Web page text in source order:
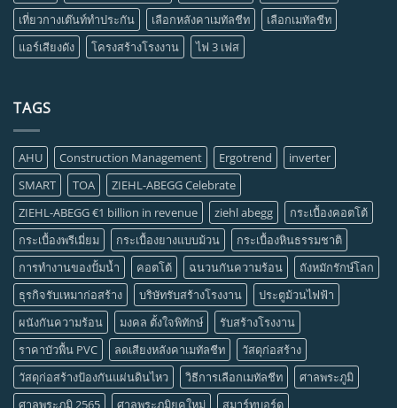
เที่ยวกางเต๊นท์ทำประกัน
เลือกหลังคาเมทัลชีท
เลือกเมทัลชีท
แอร์เสียงดัง
โครงสร้างโรงงาน ไฟ 3 เฟส
TAGS
AHU Construction Management Ergotrend
inverter
SMART
TOA
ZIEHL-ABEGG Celebrate
ZIEHL-ABEGG €1 billion in revenue
ziehl abegg
กระเบื้องคอตโต้
กระเบื้องพรีเมี่ยม
กระเบื้องยางแบบม้วน
กระเบื้องหินธรรมชาติ
การทำงานของปั้มน้ำ
คอตโต้ ฉนวนกันความร้อน
ถังหมักรักษ์โลก
ธุรกิจรับเหมาก่อสร้าง
บริษัทรับสร้างโรงงาน
ประตูม้วนไฟฟ้า
ผนังกันความร้อน
มงคล ตั้งใจพิทักษ์
รับสร้างโรงงาน
ราคาบัวพื้น PVC
ลดเสียงหลังคาเมทัลชีท
วัสดุก่อสร้าง
วัสดุก่อสร้างป้องกันแผ่นดินไหว
วิธีการเลือกเมทัลชีท
ศาลพระภูมิ
ศาลพระภูมิ 2565
ศาลพระภูมิยุคใหม่ สมาร์ทบอร์ด